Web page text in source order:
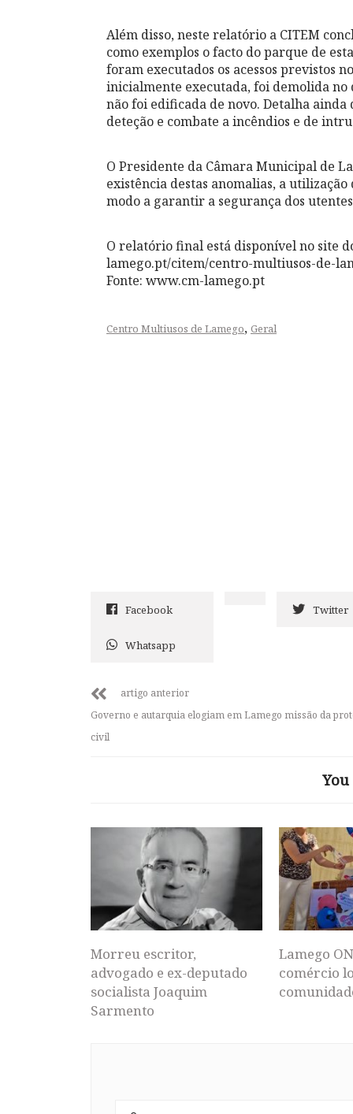
Além disso, neste relatório a CITEM
como exemplos o facto do parque de
foram executados os acessos previstos
inicialmente executada, foi demolida no
não foi edificada de novo. Detalha ainda
deteção e combate a incêndios e de
O Presidente da Câmara Municipal de
existência destas anomalias, a
modo a garantir a segurança dos
O relatório final está disponível no site
lamego.pt/citem/centro-multiusos-de-
Fonte: www.cm-lamego.pt
Centro Multiusos de Lamego, Geral
Facebook Twitter
Whatsapp
artigo anterior
Governo e autarquia elogiam em Lamego missão da
civil
Morreu escritor,
advogado e ex-deputado
socialista Joaquim
Sarmento
Lamego
comércio